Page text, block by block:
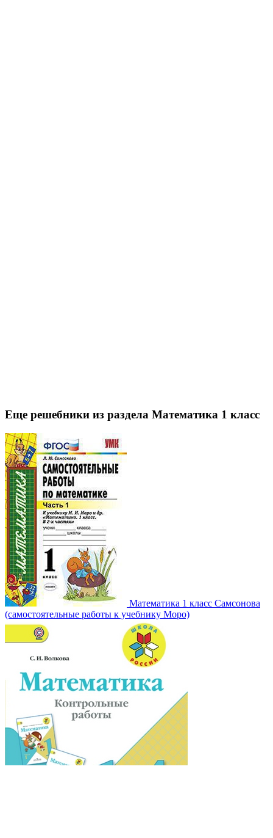
Еще решебники из раздела Математика 1 класс
Математика 1 класс Самсонова
(самостоятельные работы к учебнику Моро)